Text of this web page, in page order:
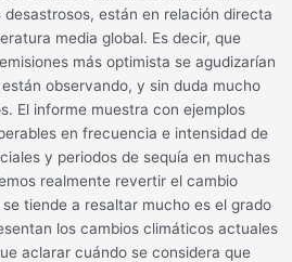
están en relación directa
media global. Es decir, que
más optimista se agudizarían
observando, y sin duda mucho
El informe muestra con ejemplos
en frecuencia e intensidad de
y periodos de sequía en muchas
realmente revertir el cambio
tiende a resaltar mucho es el grado
los cambios climáticos actuales
aclarar cuándo se considera que